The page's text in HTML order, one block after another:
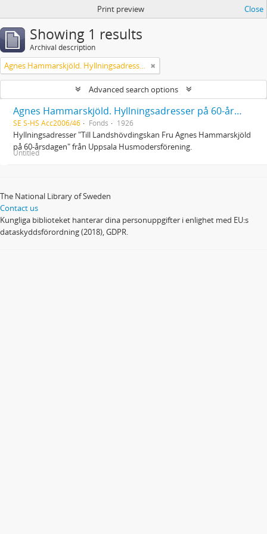
Print preview Close
Showing 1 results
Archival description
Agnes Hammarskjöld. Hyllningsadresser på 60-årsdagen
Advanced search options
Agnes Hammarskjöld. Hyllningsadresser på 60-årsdagen
SE S-HS Acc2006/46 Fonds 1926
Hyllningsadresser "Till Landshövdingskan Fru Agnes Hammarskjöld
på 60-årsdagen" från Uppsala Husmodersförening.
Untitled
The National Library of Sweden
Contact us
Kungliga biblioteket hanterar dina personuppgifter i enlighet med EU:s
dataskyddsförordning (2018), GDPR.